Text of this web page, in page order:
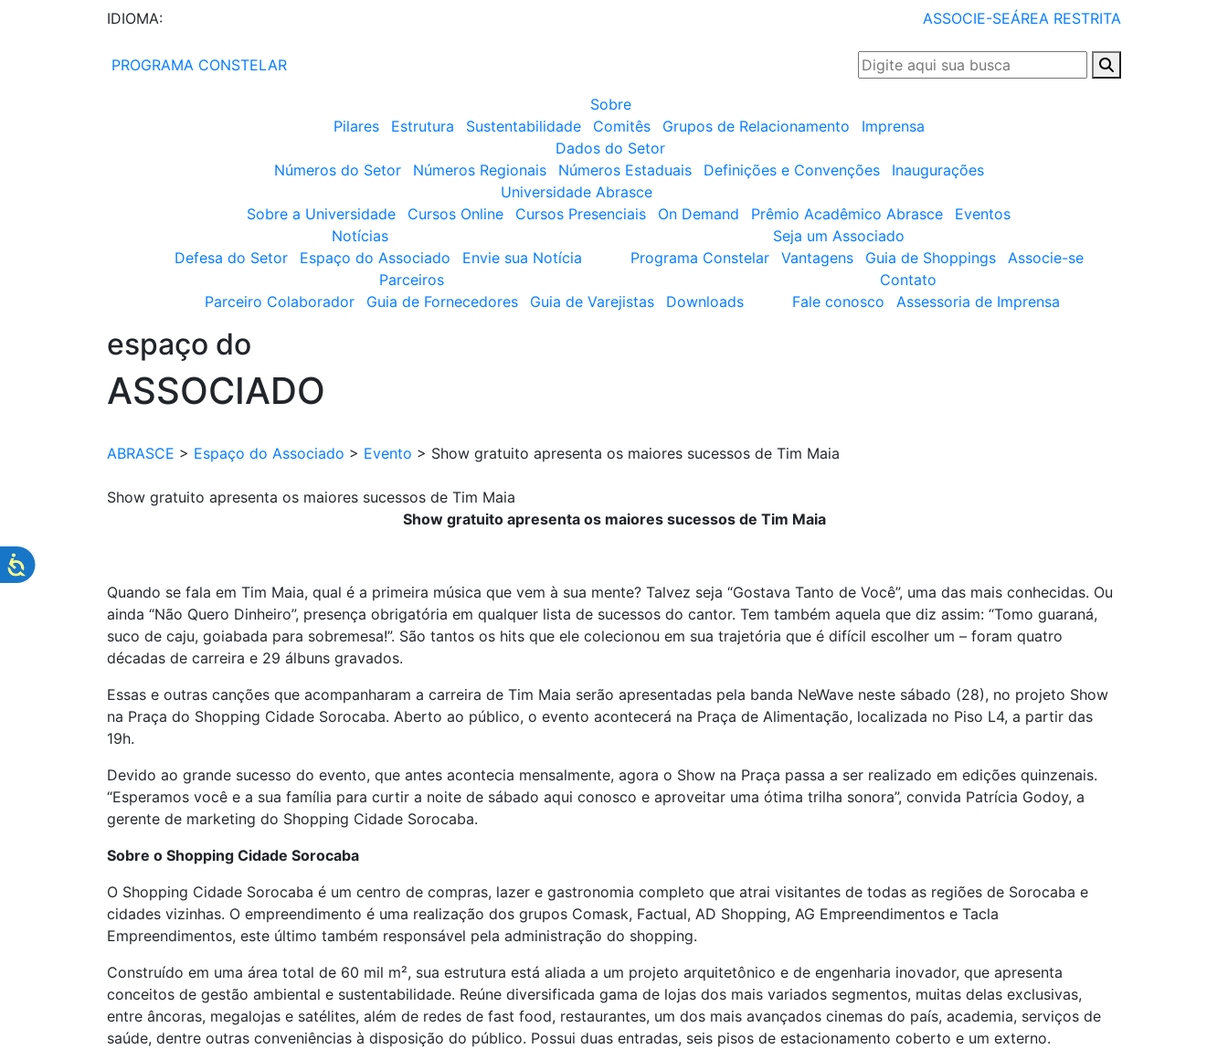
IDIOMA: ASSOCIE-SEÁREA RESTRITA
PROGRAMA CONSTELAR
Sobre
Pilares
Estrutura Sustentabilidade Comitês Grupos de Relacionamento
Imprensa
Dados do Setor
Números do Setor
Números Regionais Números Estaduais Definições e Convenções
Inaugurações
Universidade Abrasce
Sobre a Universidade
Cursos Online Cursos Presenciais On Demand Prêmio Acadêmico Abrasce
Eventos
Notícias
Defesa do Setor
Espaço do Associado Envie sua Notícia
Seja um Associado
Programa Constelar
Vantagens Guia de Shoppings
Associe-se
Parceiros
Parceiro Colaborador
Guia de Fornecedores Guia de Varejistas Downloads
Contato
Fale conosco
Assessoria de Imprensa
espaço do
ASSOCIADO
ABRASCE > Espaço do Associado > Evento > Show gratuito apresenta os maiores sucessos de Tim Maia
Show gratuito apresenta os maiores sucessos de Tim Maia
Show gratuito apresenta os maiores sucessos de Tim Maia
Quando se fala em Tim Maia, qual é a primeira música que vem à sua mente? Talvez seja “Gostava Tanto de Você”, uma das mais conhecidas. Ou
ainda “Não Quero Dinheiro”, presença obrigatória em qualquer lista de sucessos do cantor. Tem também aquela que diz assim: “Tomo guaraná,
suco de caju, goiabada para sobremesa!”. São tantos os hits que ele colecionou em sua trajetória que é difícil escolher um – foram quatro
décadas de carreira e 29 álbuns gravados.
Essas e outras canções que acompanharam a carreira de Tim Maia serão apresentadas pela banda NeWave neste sábado (28), no projeto Show
na Praça do Shopping Cidade Sorocaba. Aberto ao público, o evento acontecerá na Praça de Alimentação, localizada no Piso L4, a partir das
19h.
Devido ao grande sucesso do evento, que antes acontecia mensalmente, agora o Show na Praça passa a ser realizado em edições quinzenais.
“Esperamos você e a sua família para curtir a noite de sábado aqui conosco e aproveitar uma ótima trilha sonora”, convida Patrícia Godoy, a
gerente de marketing do Shopping Cidade Sorocaba.
Sobre o Shopping Cidade Sorocaba
O Shopping Cidade Sorocaba é um centro de compras, lazer e gastronomia completo que atrai visitantes de todas as regiões de Sorocaba e
cidades vizinhas. O empreendimento é uma realização dos grupos Comask, Factual, AD Shopping, AG Empreendimentos e Tacla
Empreendimentos, este último também responsável pela administração do shopping.
Construído em uma área total de 60 mil m², sua estrutura está aliada a um projeto arquitetônico e de engenharia inovador, que apresenta
conceitos de gestão ambiental e sustentabilidade. Reúne diversificada gama de lojas dos mais variados segmentos, muitas delas exclusivas,
entre âncoras, megalojas e satélites, além de redes de fast food, restaurantes, um dos mais avançados cinemas do país, academia, serviços de
saúde, dentre outras conveniências à disposição do público. Possui duas entradas, seis pisos de estacionamento coberto e um externo.